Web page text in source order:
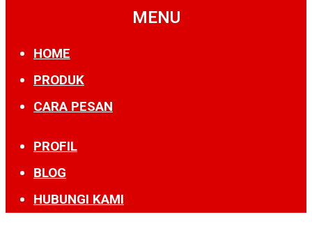
MENU
HOME
PRODUK
CARA PESAN
PROFIL
BLOG
HUBUNGI KAMI